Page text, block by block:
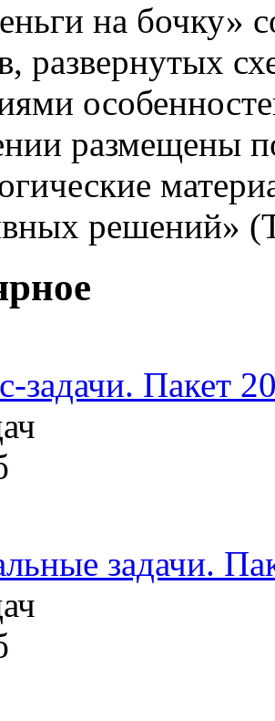
на бочку»
развернутых
размещены
решений»
задачи. Пакет
задачи.